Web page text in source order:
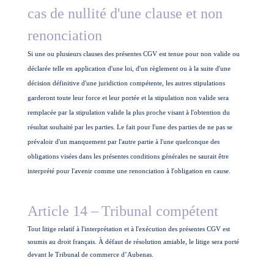
cas de nullité d'une clause et non
renonciation
Si une ou plusieurs clauses des présentes CGV est tenue pour non valide ou
déclarée telle en application d'une loi, d'un règlement ou à la suite d'une
décision définitive d'une juridiction compétente, les autres stipulations
garderont toute leur force et leur portée et la stipulation non valide sera
remplacée par la stipulation valide la plus proche visant à l'obtention du
résultat souhaité par les parties. Le fait pour l'une des parties de ne pas se
prévaloir d'un manquement par l'autre partie à l'une quelconque des
obligations visées dans les présentes conditions générales ne saurait être
interprété pour l'avenir comme une renonciation à l'obligation en cause.
Article 14 –Tribunal compétent
Tout litige relatif à l'interprétation et à l'exécution des présentes CGV est
soumis au droit français. À défaut de résolution amiable, le litige sera porté
devant le Tribunal de commerce d’Aubenas.